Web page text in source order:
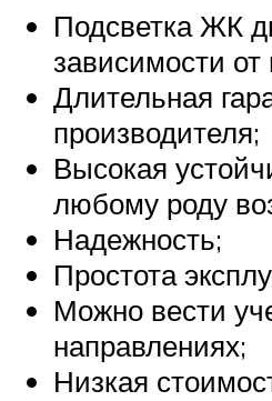
Подсветка ЖК
зависимости
Длительная
производителя;
Высокая
любому роду
Надежность;
Простота
Можно вести
направлениях;
Низкая